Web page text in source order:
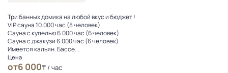
Три банных домика на любой вкус и бюджет !
VIP сауна 10.000 час (8 человек)
Сауна с купелью 6.000 час (6 человек)
Сауна с джакузи 6.000 час (6 человек)
Имеется кальян. Бассе...
Цена
от6 000₸ / час